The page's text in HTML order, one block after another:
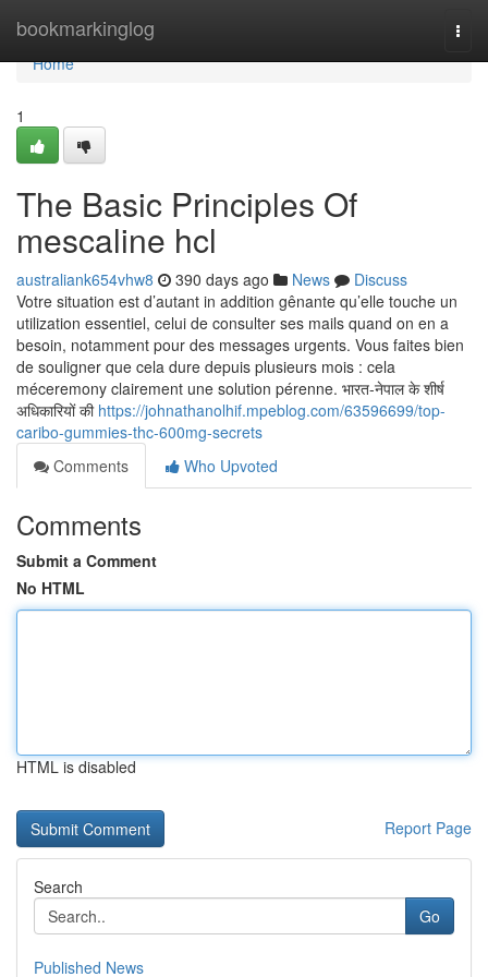
bookmarkinglog
Home
Home
1
The Basic Principles Of
mescaline hcl
australiank654vhw8 390 days ago News
Discuss
Votre situation est d’autant in addition gênante qu’elle touche un
utilization essentiel, celui de consulter ses mails quand on en a
besoin, notamment pour des messages urgents. Vous faites bien
de souligner que cela dure depuis plusieurs mois : cela
méceremony clairement une solution pérenne. भारत-नेपाल के शीर्ष
अधिकारियों की https://johnathanolhif.mpeblog.com/63596699/top-
caribo-gummies-thc-600mg-secrets
Comments
Who Upvoted
Comments
Submit a Comment
No HTML
HTML is disabled
Report Page
Search
Go
Published News